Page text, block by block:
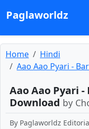
Paglaworldz
Home
Hindi
Aao Aao Pyari -
Aao Aao Pyari -
Download by
By Paglaworldz